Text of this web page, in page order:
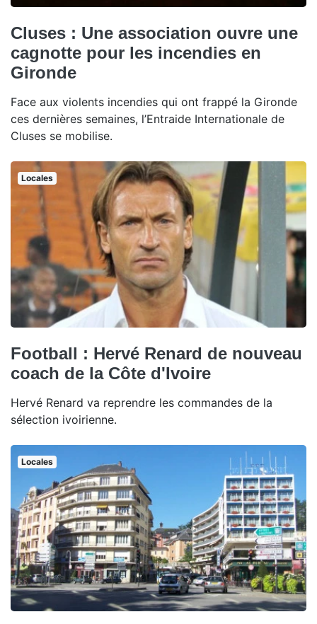
Cluses : Une association ouvre une
cagnotte pour les incendies en
Gironde
Face aux violents incendies qui ont frappé la Gironde
ces dernières semaines, l’Entraide Internationale de
Cluses se mobilise.
Locales
Football : Hervé Renard de nouveau
coach de la Côte d'Ivoire
Hervé Renard va reprendre les commandes de la
sélection ivoirienne.
Locales